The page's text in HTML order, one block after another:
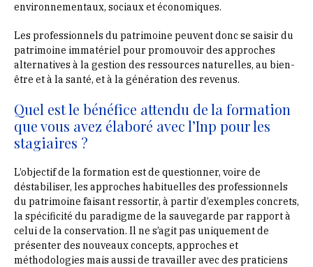
environnementaux, sociaux et économiques.
Les professionnels du patrimoine peuvent donc se saisir du
patrimoine immatériel pour promouvoir des approches
alternatives à la gestion des ressources naturelles, au bien-
être et à la santé, et à la génération des revenus.
Quel est le bénéfice attendu de la formation
que vous avez élaboré avec l’Inp pour les
stagiaires ?
L’objectif de la formation est de questionner, voire de
déstabiliser, les approches habituelles des professionnels
du patrimoine faisant ressortir, à partir d’exemples concrets,
la spécificité du paradigme de la sauvegarde par rapport à
celui de la conservation. Il ne s’agit pas uniquement de
présenter des nouveaux concepts, approches et
méthodologies mais aussi de travailler avec des praticiens